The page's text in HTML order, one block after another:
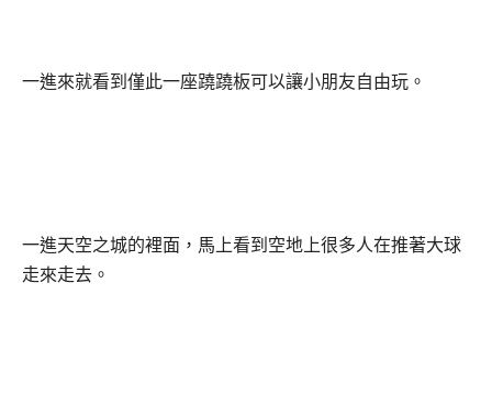
一進來就看到僅此一座蹺蹺板可以讓小朋友自由玩。
一進天空之城的裡面，馬上看到空地上很多人在推著大球
走來走去。